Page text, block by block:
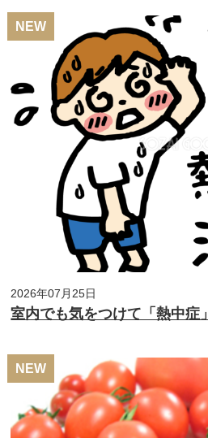
NEW
2026年07月25日
室内でも気をつけて「熱中症」
NEW